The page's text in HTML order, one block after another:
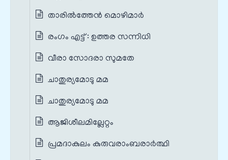
താരിൽത്തേൻ മൊഴിമാർ
രംഗം എട്ട് : ഉത്തര സന്നിധി
വീരാ സോദരാ സുമതേ
ചാതുര്യമോടു മമ
ചാതുര്യമോടു മമ
ആജിശീലമില്ലേറ്റം
പ്രമദാകുലം കുരുവരാംബരാർത്ഥി